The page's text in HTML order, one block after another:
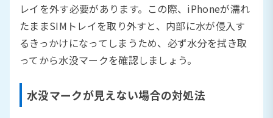
レイを外す必要があります。この際、iPhoneが濡れ
たままSIMトレイを取り外すと、内部に水が侵入す
るきっかけになってしまうため、必ず水分を拭き取
ってから水没マークを確認しましょう。
水没マークが見えない場合の対処法